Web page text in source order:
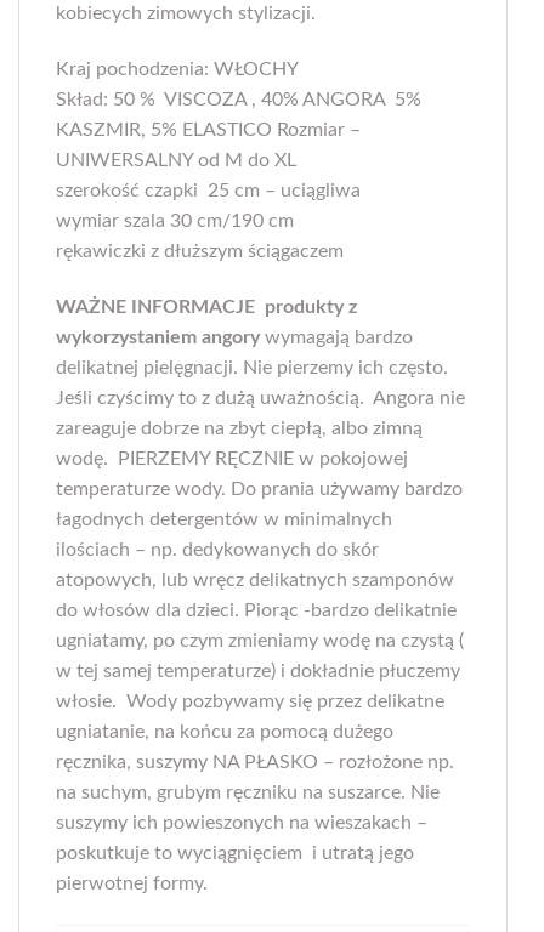
kobiecych zimowych stylizacji.
Kraj pochodzenia: WŁOCHY
Skład: 50 % VISCOZA , 40% ANGORA 5%
KASZMIR, 5% ELASTICO Rozmiar –
UNIWERSALNY od M do XL
szerokość czapki 25 cm – uciągliwa
wymiar szala 30 cm/190 cm
rękawiczki z dłuższym ściągaczem
WAŻNE INFORMACJE produkty z
wykorzystaniem angorywymagają bardzo
delikatnej pielęgnacji. Nie pierzemy ich często.
Jeśli czyścimy to z dużą uważnością. Angora nie
zareaguje dobrze na zbyt ciepłą, albo zimną
wodę. PIERZEMY RĘCZNIE w pokojowej
temperaturze wody. Do prania używamy bardzo
łagodnych detergentów w minimalnych
ilościach – np. dedykowanych do skór
atopowych, lub wręcz delikatnych szamponów
do włosów dla dzieci. Piorąc -bardzo delikatnie
ugniatamy, po czym zmieniamy wodę na czystą (
w tej samej temperaturze) i dokładnie płuczemy
włosie. Wody pozbywamy się przez delikatne
ugniatanie, na końcu za pomocą dużego
ręcznika, suszymy NA PŁASKO – rozłożone np.
na suchym, grubym ręczniku na suszarce. Nie
suszymy ich powieszonych na wieszakach –
poskutkuje to wyciągnięciem i utratą jego
pierwotnej formy.